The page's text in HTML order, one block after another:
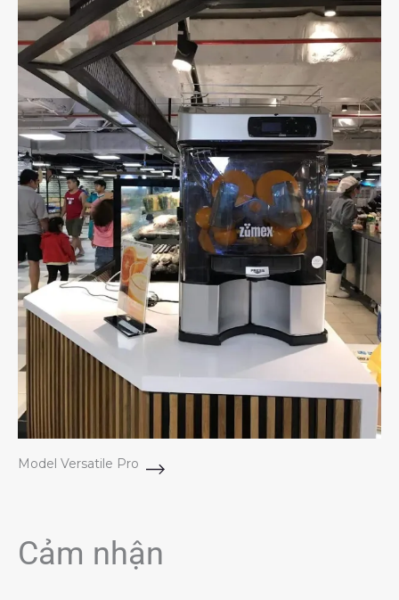
Model Versatile Pro
Cảm nhận